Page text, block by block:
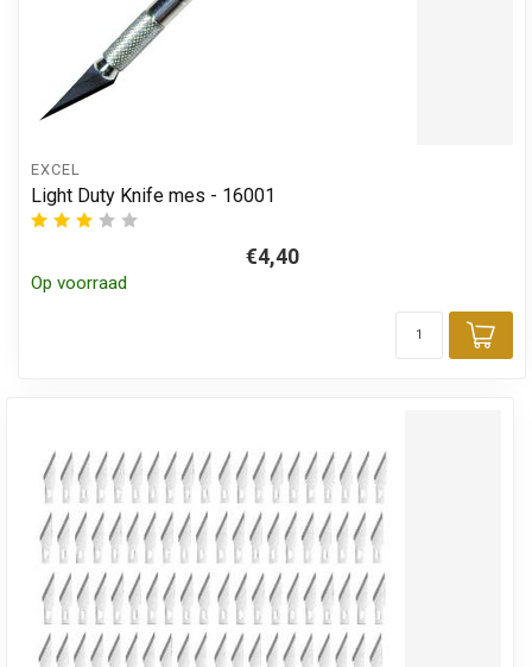
EXCEL
Light Duty Knife mes - 16001
€4,40
Op voorraad